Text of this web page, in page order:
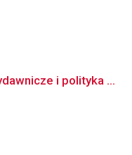
i polityka ...